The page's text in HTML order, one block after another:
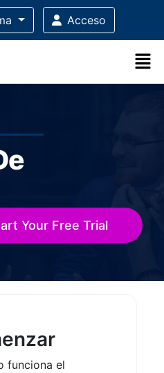
Acceso
Your Free Trial
funciona el